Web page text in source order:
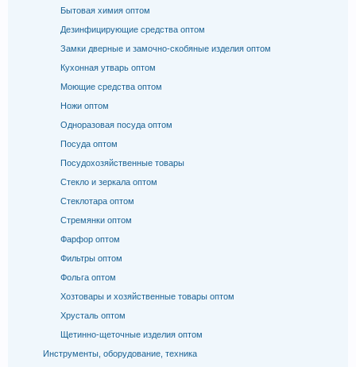
Бытовая химия оптом
Дезинфицирующие средства оптом
Замки дверные и замочно-скобяные изделия оптом
Кухонная утварь оптом
Моющие средства оптом
Ножи оптом
Одноразовая посуда оптом
Посуда оптом
Посудохозяйственные товары
Стекло и зеркала оптом
Стеклотара оптом
Стремянки оптом
Фарфор оптом
Фильтры оптом
Фольга оптом
Хозтовары и хозяйственные товары оптом
Хрусталь оптом
Щетинно-щеточные изделия оптом
Инструменты, оборудование, техника